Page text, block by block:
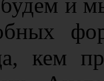
и
кем